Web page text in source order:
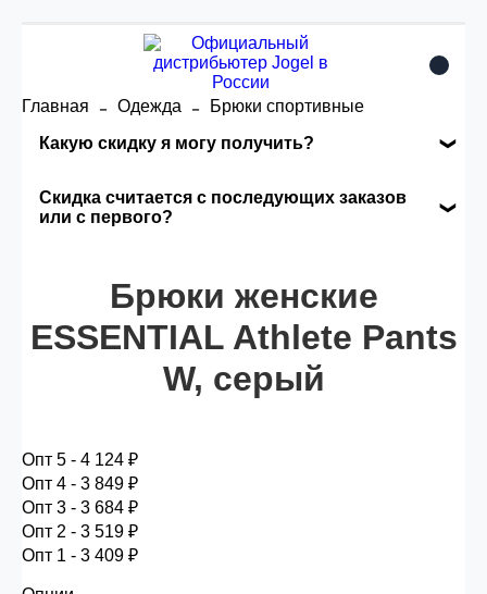
Главная Одежда
Брюки спортивные
Какую скидку я могу получить?
заказа, общая сумма заказа считается по
розничной цене
сумма всех заказов за 6 месяцев -
Опт 4(30%) -
30.000 рублей.
Скидка считается с последующих заказов
или с первого?
автоматически активизируется в корзине вашего
заказа.
Брюки женские
ESSENTIAL Athlete Pants
W, серый
Опт 5 - 4 124 ₽
Опт 4 - 3 849 ₽
Опт 3 - 3 684 ₽
Опт 2 - 3 519 ₽
Опт 1 - 3 409 ₽